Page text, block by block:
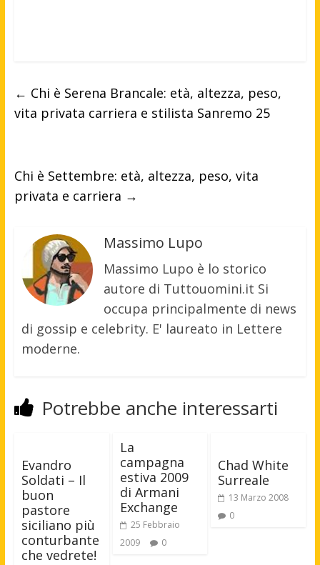
← Chi è Serena Brancale: età, altezza, peso,
vita privata carriera e stilista Sanremo 25
Chi è Settembre: età, altezza, peso, vita
privata e carriera →
Massimo Lupo
Massimo Lupo è lo storico
autore di Tuttouomini.it Si
occupa principalmente di news
di gossip e celebrity. E' laureato in Lettere
moderne.
Potrebbe anche interessarti
Evandro
Soldati – Il
buon
pastore
siciliano più
conturbante
che vedrete!
La
campagna
estiva 2009
di Armani
Exchange
25 Febbraio
2009
0
Chad White
Surreale
13 Marzo 2008
0